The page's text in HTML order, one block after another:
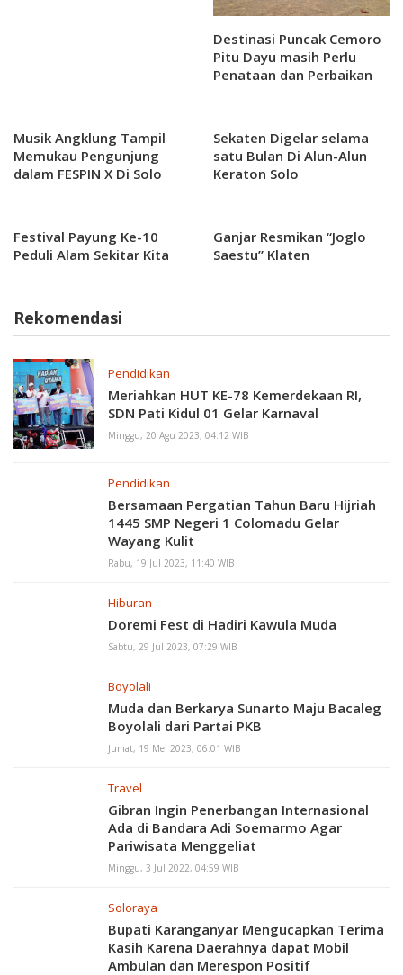
Destinasi Puncak Cemoro
Pitu Dayu masih Perlu
Penataan dan Perbaikan
Musik Angklung Tampil
Memukau Pengunjung
dalam FESPIN X Di Solo
Sekaten Digelar selama
satu Bulan Di Alun-Alun
Keraton Solo
Festival Payung Ke-10
Peduli Alam Sekitar Kita
Ganjar Resmikan “Joglo
Saestu” Klaten
Rekomendasi
Pendidikan
Meriahkan HUT KE-78 Kemerdekaan RI,
SDN Pati Kidul 01 Gelar Karnaval
Minggu, 20 Agu 2023, 04:12 WIB
Pendidikan
Bersamaan Pergatian Tahun Baru Hijriah
1445 SMP Negeri 1 Colomadu Gelar
Wayang Kulit
Rabu, 19 Jul 2023, 11:40 WIB
Hiburan
Doremi Fest di Hadiri Kawula Muda
Sabtu, 29 Jul 2023, 07:29 WIB
Boyolali
Muda dan Berkarya Sunarto Maju Bacaleg
Boyolali dari Partai PKB
Jumat, 19 Mei 2023, 06:01 WIB
Travel
Gibran Ingin Penerbangan Internasional
Ada di Bandara Adi Soemarmo Agar
Pariwisata Menggeliat
Minggu, 3 Jul 2022, 04:59 WIB
Soloraya
Bupati Karanganyar Mengucapkan Terima
Kasih Karena Daerahnya dapat Mobil
Ambulan dan Merespon Positif